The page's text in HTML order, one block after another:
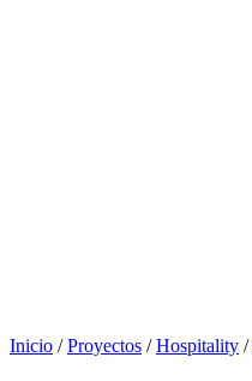
Inicio / Proyectos / Hospitality /